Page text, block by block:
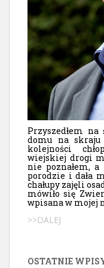
Przyszedłem
domu na
kolejności
wiejskiej drogi
nie poznałem, a
porodzie i dała
chałupy zajęli
mówiło się
wpisana w mojej
>>DALEJ
OSTATNIE